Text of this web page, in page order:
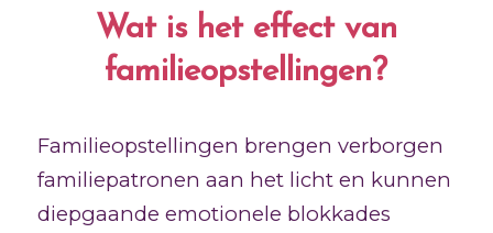
Wat is het effect van
familieopstellingen?
Familieopstellingen brengen verborgen
familiepatronen aan het licht en kunnen
diepgaande emotionele blokkades